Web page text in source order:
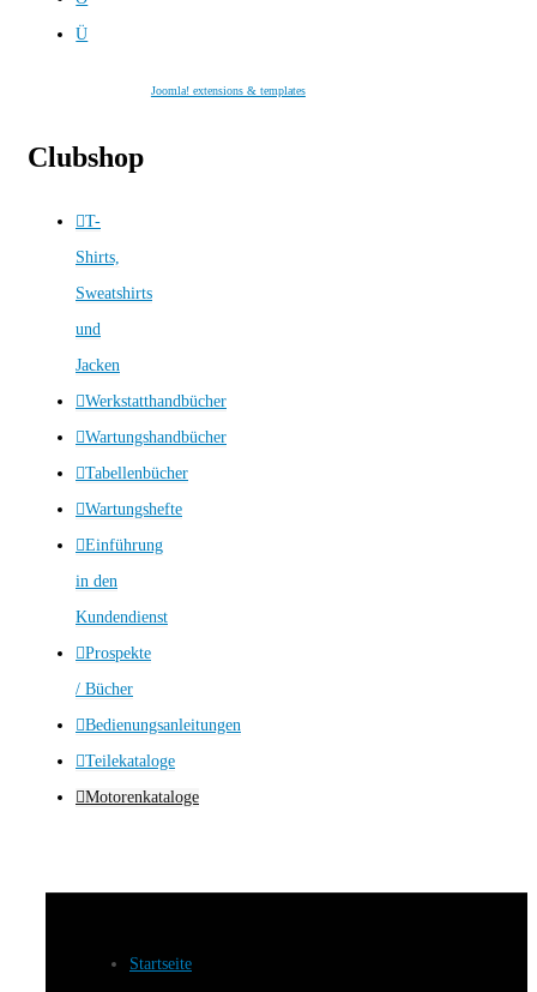
Ü
Joomla! extensions & templates
Clubshop
T-
Shirts,
Sweatshirts
und
Jacken
Werkstatthandbücher
Wartungshandbücher
Tabellenbücher
Wartungshefte
Einführung
in den
Kundendienst
Prospekte
/ Bücher
Bedienungsanleitungen
Teilekataloge
Motorenkataloge
Startseite